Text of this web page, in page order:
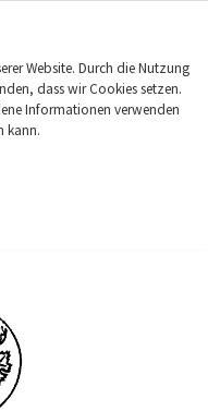
Website. Durch die Nutzung
dass wir Cookies setzen.
Informationen verwenden
kann.